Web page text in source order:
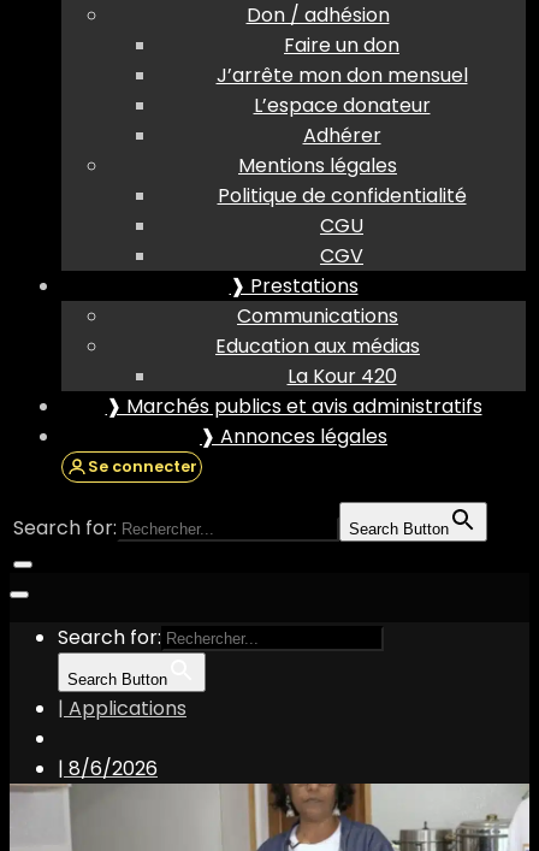
Don / adhésion
Faire un don
J’arrête mon don mensuel
L’espace donateur
Adhérer
Mentions légales
Politique de confidentialité
CGU
CGV
❱ Prestations
Communications
Education aux médias
La Kour 420
❱ Marchés publics et avis administratifs
❱ Annonces légales
Se connecter
Search for: Search Button
Search for:
Search Button
| Applications
| 8/6/2026